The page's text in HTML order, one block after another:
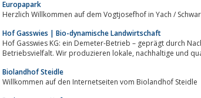
Europapark
Herzlich Willkommen auf dem Vogtjosefhof in Yach /
Hof Gasswies | Bio-dynamische Landwirtschaft
Hof Gasswies KG: ein Demeter-Betrieb – geprägt durch Nachhaltigkeit, ökologische
Betriebsvielfalt. Wir
Biolandhof Steidle
Willkommen auf den Internetseiten vom Biolandhof Steidle